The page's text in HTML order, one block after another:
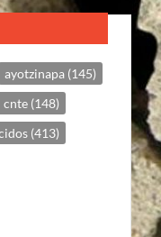
ayotzinapa (145)
cnte (148)
(413)